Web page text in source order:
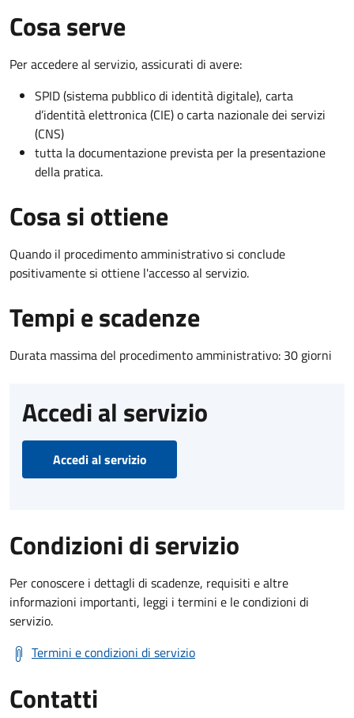
Cosa serve
Per accedere al servizio, assicurati di avere:
SPID (sistema pubblico di identità digitale), carta
d’identità elettronica (CIE) o carta nazionale dei servizi
(CNS)
tutta la documentazione prevista per la presentazione
della pratica.
Cosa si ottiene
Quando il procedimento amministrativo si conclude
positivamente si ottiene l'accesso al servizio.
Tempi e scadenze
Durata massima del procedimento amministrativo: 30 giorni
Accedi al servizio
Accedi al servizio
Condizioni di servizio
Per conoscere i dettagli di scadenze, requisiti e altre
informazioni importanti, leggi i termini e le condizioni di
servizio.
Termini e condizioni di servizio
Contatti